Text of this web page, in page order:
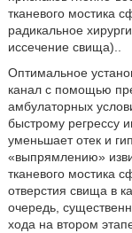
тканевого мостика
радикальное
иссечение свища)..
Оптимальное
канал с помощью
амбулаторных
быстрому регрессу
уменьшает отек и
«выпрямлению»
тканевого мостика
отверстия свища в
очередь,
хода на втором